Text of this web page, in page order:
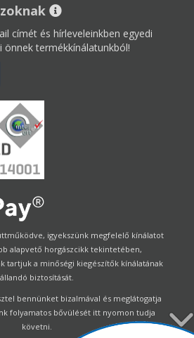
címét és hírleveleinkben egyedi
önnek termékkínálatunkból!
igyekszünk megfelelő kínálatot
alapvető horgászcikk tekintetében,
tartjuk a minőségi kiegészítők kínálatának
állandó biztosítását.
bennünket bizalmával és meglátogatja
folyamatos bővülését itt nyomon tudja
követni.